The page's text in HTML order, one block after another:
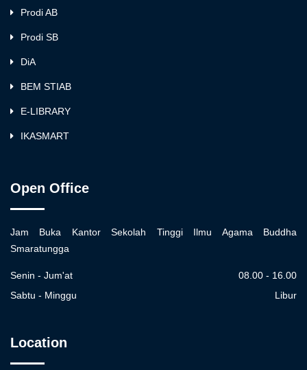
Prodi AB
Prodi SB
DiA
BEM STIAB
E-LIBRARY
IKASMART
Open Office
Jam Buka Kantor Sekolah Tinggi Ilmu Agama Buddha
Smaratungga
Senin - Jum'at
08.00 - 16.00
Sabtu - Minggu
Libur
Location